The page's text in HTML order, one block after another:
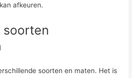
afkeuren.
soorten
soorten en maten. Het is